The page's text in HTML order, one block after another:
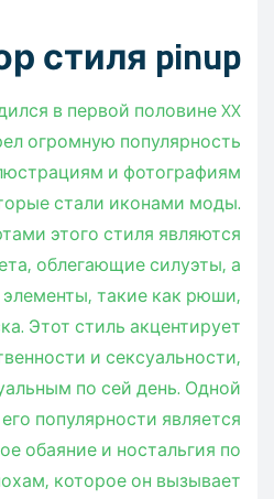
стиля pinup
в первой половине XX
огромную популярность
и фотографиям
стали иконами моды.
этого стиля являются
облегающие силуэты, а
такие как рюши,
Этот стиль акцентирует
и сексуальности,
по сей день. Одной
популярности является
обаяние и ностальгия по
которое он вызывает.